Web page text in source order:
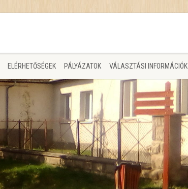
ELÉRHETŐSÉGEK PÁLYÁZATOK VÁLASZTÁSI INFORMÁCIÓK